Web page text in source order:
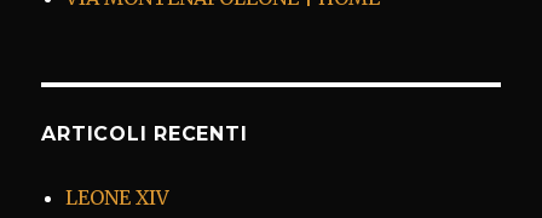
ARTICOLI RECENTI
LEONE XIV